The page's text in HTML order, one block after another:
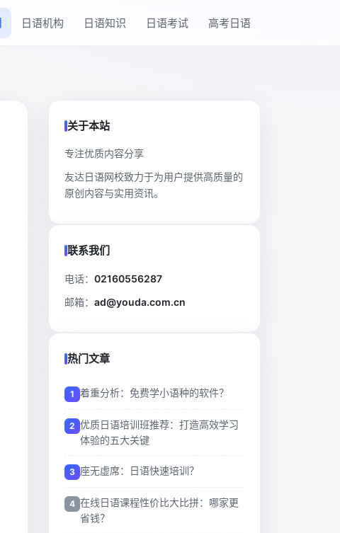
日语机构 日语知识 日语考试 高考日语
关于本站
专注优质内容分享
友达日语网校致力于为用户提供高质量的
原创内容与实用资讯。
联系我们
电话： 02160556287
邮箱： ad@youda.com.cn
热门文章
着重分析：免费学小语种的软件？
优质日语培训班推荐：打造高效学习
体验的五大关键
座无虚席：日语快速培训？
在线日语课程性价比大比拼：哪家更
省钱？